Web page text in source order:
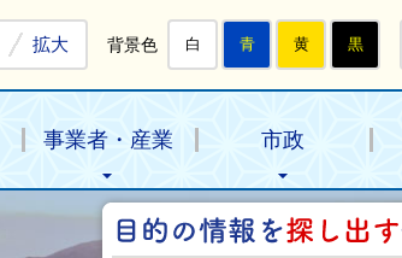
拡大 背景色 白 青 黄 黒
事業者・産業 市政